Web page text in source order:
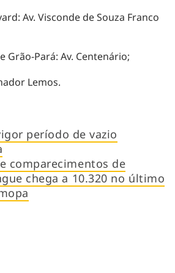
Av. Visconde de Souza Franco
Grão-Pará: Av. Centenário;
Lemos.
período de vazio
comparecimentos de
chega a 10.320 no último